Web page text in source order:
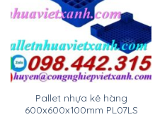
Pallet nhựa kê hàng
600x600x100mm PL07LS